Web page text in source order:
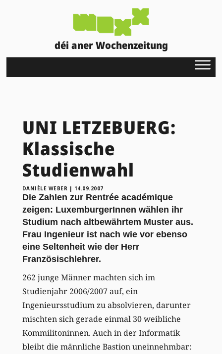
déi aner Wochenzeitung
UNI LETZEBUERG:
Klassische
Studienwahl
DANIÈLE WEBER | 14.09.2007
Die Zahlen zur Rentrée académique
zeigen: LuxemburgerInnen wählen ihr
Studium nach altbewährtem Muster aus.
Frau Ingenieur ist nach wie vor ebenso
eine Seltenheit wie der Herr
Französischlehrer.
262 junge Männer machten sich im
Studienjahr 2006/2007 auf, ein
Ingenieursstudium zu absolvieren, darunter
mischten sich gerade einmal 30 weibliche
Kommilitoninnen. Auch in der Informatik
bleibt die männliche Bastion uneinnehmbar: